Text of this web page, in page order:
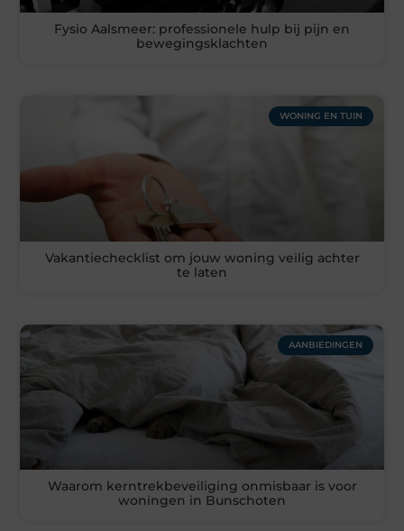
Fysio Aalsmeer: professionele hulp bij pijn en
bewegingsklachten
WONING EN TUIN
Vakantiechecklist om jouw woning veilig achter
te laten
AANBIEDINGEN
Waarom kerntrekbeveiliging onmisbaar is voor
woningen in Bunschoten